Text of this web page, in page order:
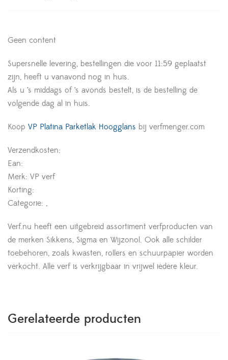
Geen content
Supersnelle levering, bestellingen die voor 11:59 geplaatst
zijn, heeft u vanavond nog in huis.
Als u ’s middags of ’s avonds bestelt, is de bestelling de
volgende dag al in huis.
Koop VP Platina Parketlak Hoogglans bij verfmenger.com
Verzendkosten:
Ean:
Merk: VP verf
Korting:
Categorie: ,
Verf.nu heeft een uitgebreid assortiment verfproducten van
de merken Sikkens, Sigma en Wijzonol. Ook alle schilder
toebehoren, zoals kwasten, rollers en schuurpapier worden
verkocht. Alle verf is verkrijgbaar in vrijwel iedere kleur.
Gerelateerde producten